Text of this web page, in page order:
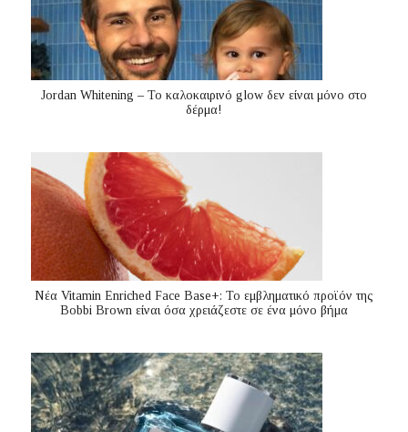
Jordan Whitening – Το καλοκαιρινό glow δεν είναι μόνο στο
δέρμα!
Nέα Vitamin Enriched Face Base+: Το εμβληματικό προϊόν της
Bobbi Brown είναι όσα χρειάζεστε σε ένα μόνο βήμα